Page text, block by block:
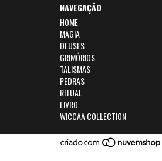
NAVEGAÇÃO
HOME
MAGIA
DEUSES
GRIMÓRIOS
TALISMÃS
PEDRAS
RITUAL
LIVRO
WICCAA COLLECTION